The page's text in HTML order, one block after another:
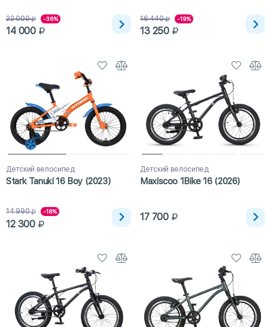
22 000 -36%
14 000
16 440 -19%
13 250
Детский велосипед
Stark Tanuki 16 Boy (2023)
14 990 -18%
12 300
Детский велосипед
Maxiscoo 1Bike 16 (2026)
17 700